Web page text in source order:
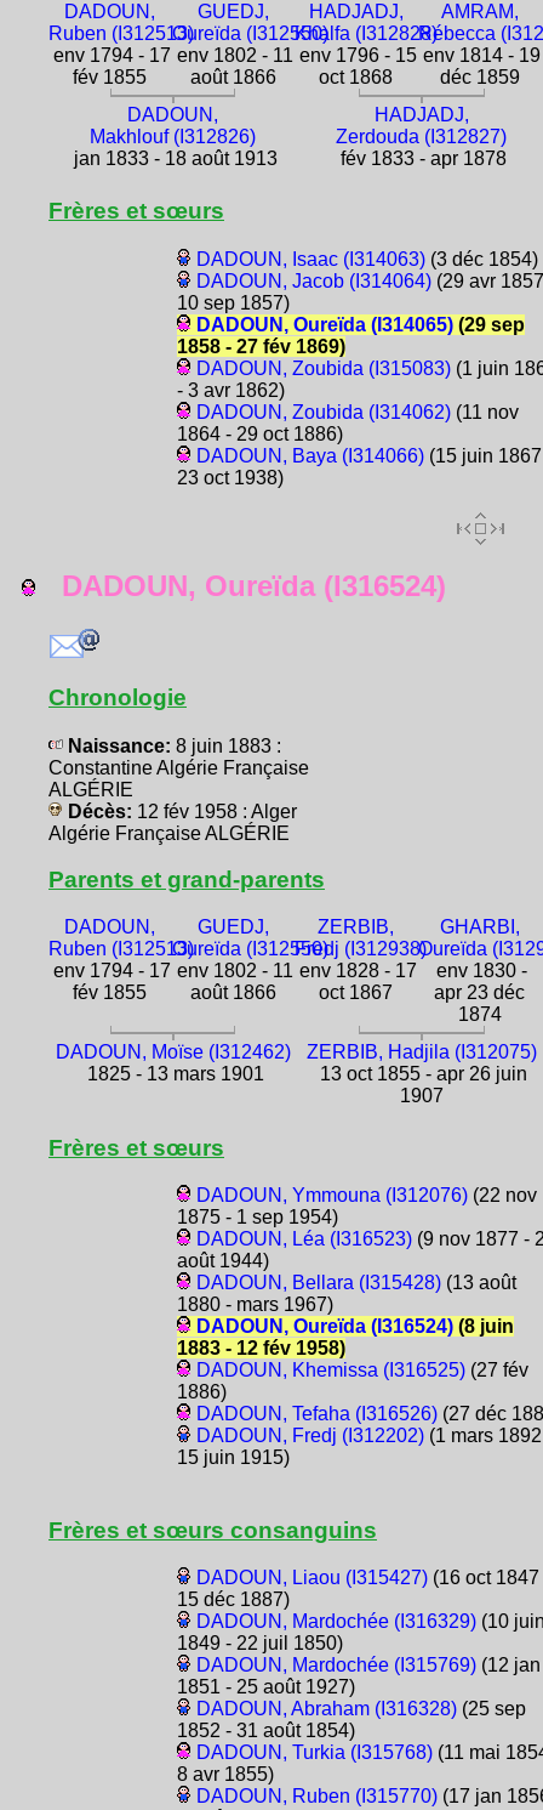
DADOUN,
Ruben (I312513)
env 1794 - 17
fév 1855
GUEDJ,
Oureïda (I312550)
env 1802 - 11
août 1866
HADJADJ,
Khalfa (I312828)
env 1796 - 15
oct 1868
AMRAM,
Rébecca
env 1814 - 19
déc 1859
DADOUN,
Makhlouf (I312826)
jan 1833 - 18 août 1913
HADJADJ,
Zerdouda (I312827)
fév 1833 - apr 1878
Frères et sœurs
DADOUN, Isaac (I314063)(3 déc 1854)
DADOUN, Jacob (I314064)(29 avr
10 sep 1857)
DADOUN, Oureïda (I314065)(29 sep
1858 - 27 fév 1869)
DADOUN, Zoubida (I315083)(1 juin
- 3 avr 1862)
DADOUN, Zoubida (I314062)(11 nov
1864 - 29 oct 1886)
DADOUN, Baya (I314066)(15 juin
23 oct 1938)
DADOUN, Oureïda (I316524)
Chronologie
Naissance: 8 juin 1883 :
Constantine Algérie Française
ALGÉRIE
Décès: 12 fév 1958 : Alger
Algérie Française ALGÉRIE
Parents et grand-parents
DADOUN,
Ruben (I312513)
env 1794 - 17
fév 1855
GUEDJ,
Oureïda (I312550)
env 1802 - 11
août 1866
ZERBIB,
Fredj (I312938)
env 1828 - 17
oct 1867
GHARBI,
Oureïda
env 1830 -
apr 23 déc
1874
DADOUN, Moïse (I312462)
1825 - 13 mars 1901
ZERBIB, Hadjila (I312075)
13 oct 1855 - apr 26 juin
1907
Frères et sœurs
DADOUN, Ymmouna (I312076)(22 nov
1875 - 1 sep 1954)
DADOUN, Léa (I316523)(9 nov 1877 -
août 1944)
DADOUN, Bellara (I315428)(13 août
1880 - mars 1967)
DADOUN, Oureïda (I316524)(8 juin
1883 - 12 fév 1958)
DADOUN, Khemissa (I316525)(27 fév
1886)
DADOUN, Tefaha (I316526)(27 déc
DADOUN, Fredj (I312202)(1 mars
15 juin 1915)
Frères et sœurs consanguins
DADOUN, Liaou (I315427)(16 oct 1847
15 déc 1887)
DADOUN, Mardochée (I316329)(10
1849 - 22 juil 1850)
DADOUN, Mardochée (I315769)(12 jan
1851 - 25 août 1927)
DADOUN, Abraham (I316328)(25 sep
1852 - 31 août 1854)
DADOUN, Turkia (I315768)(11 mai
8 avr 1855)
DADOUN, Ruben (I315770)(17 jan